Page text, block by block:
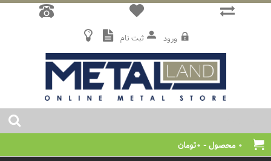
ثبت نام ورود
0 محصول - 0تومان